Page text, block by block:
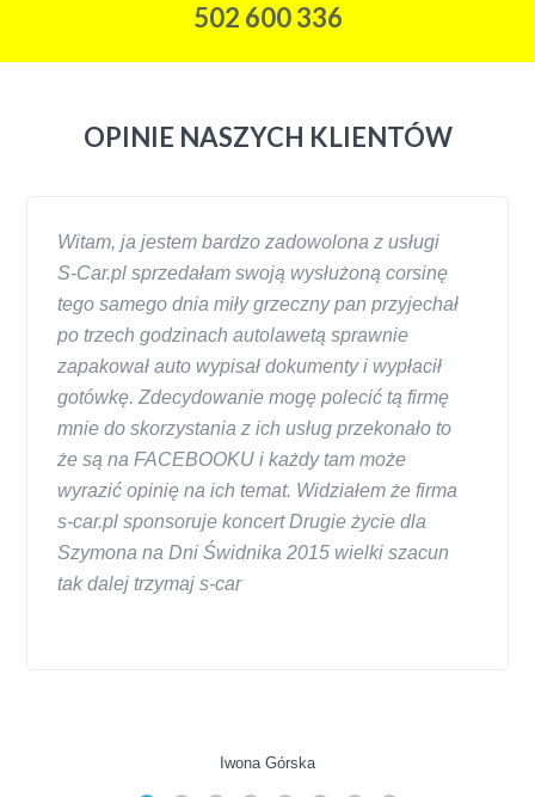
502 600 336
OPINIE NASZYCH KLIENTÓW
Witam, ja jestem bardzo zadowolona z usługi
S-Car.pl sprzedałam swoją wysłużoną corsinę
tego samego dnia miły grzeczny pan przyjechał
po trzech godzinach autolawetą sprawnie
zapakował auto wypisał dokumenty i wypłacił
gotówkę. Zdecydowanie mogę polecić tą firmę
mnie do skorzystania z ich usług przekonało to
że są na FACEBOOKU i każdy tam może
wyrazić opinię na ich temat. Widziałem że firma
s-car.pl sponsoruje koncert Drugie życie dla
Szymona na Dni Świdnika 2015 wielki szacun
tak dalej trzymaj s-car
Iwona Górska